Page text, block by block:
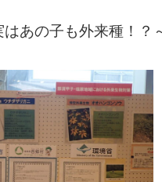
はあの子も外来種！？